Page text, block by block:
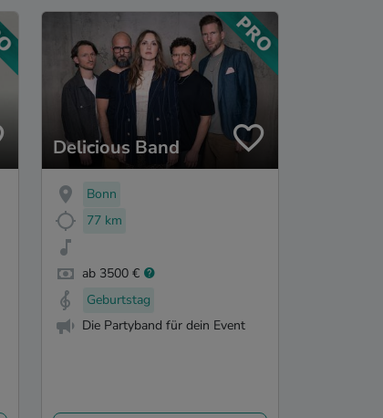
Delicious Band
Bonn
77 km
ab 3500 €
Geburtstag
Die Partyband für dein Event